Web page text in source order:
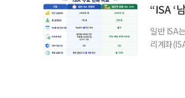
부가 각자
“ISA ‘
일반 ISA
리계좌